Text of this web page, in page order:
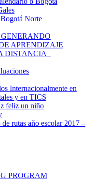
Norte
APRENDIZAJE
DISTANCIA
Internacionalmente en
y en TICS
feliz un niño
rutas año escolar 2017 –
PROGRAM